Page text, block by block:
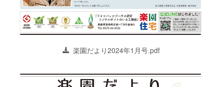
楽園だより2024年1月号.pdf